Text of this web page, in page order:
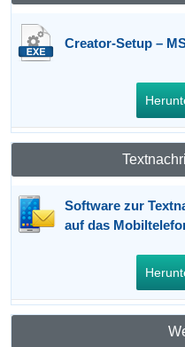
Creator-Setup –
Software zur
auf das